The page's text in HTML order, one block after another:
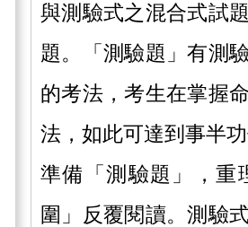
與測驗式之混合式試
題。「測驗題」有測
的考法，考生在掌握
法，如此可達到事半
準備「測驗題」，重
圍」反覆閱讀。測驗